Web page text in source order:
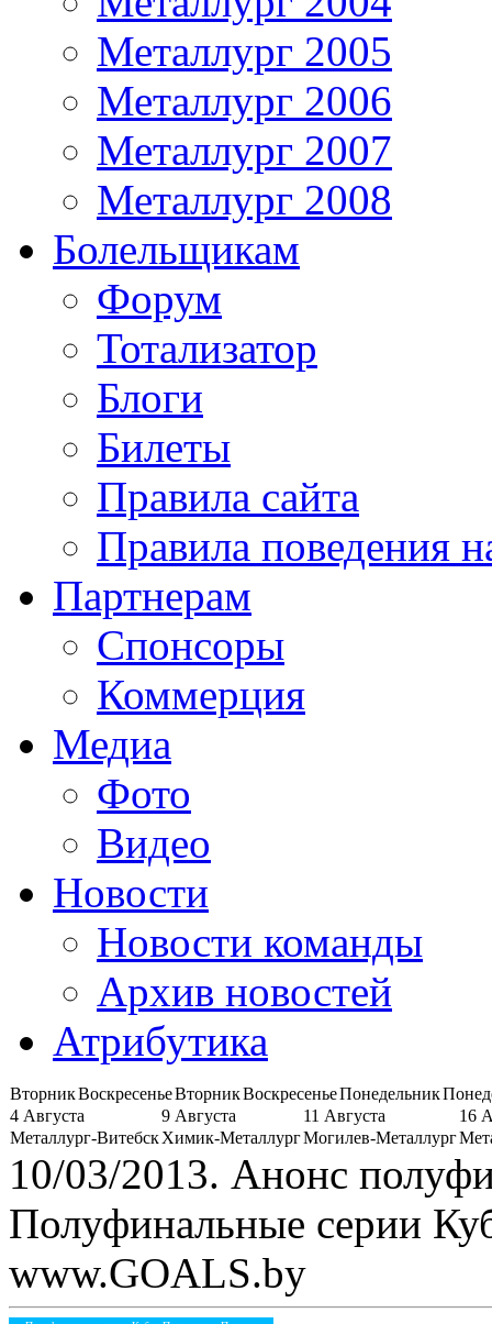
Металлург 2005
Металлург 2006
Металлург 2007
Металлург 2008
Болельщикам
Форум
Тотализатор
Блоги
Билеты
Правила сайта
Правила поведения
Партнерам
Спонсоры
Коммерция
Медиа
Фото
Видео
Новости
Новости команды
Архив новостей
Атрибутика
ВторникВоскресеньеВторникВоскресеньеПонедельник
4 Августа
9 Августа 11 Августа
16
Металлург-ВитебскХимик-МеталлургМогилев-Металлург
10/03/2013. Анонс
Полуфинальные серии
www.GOALS.by